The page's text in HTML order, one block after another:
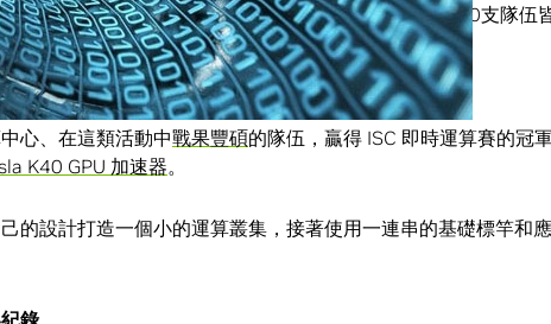
和西班牙等地，由高中生和大學生組成的隊伍裡，有10支隊伍皆
奪冠
心、在這類活動中戰果豐碩的隊伍，贏得 ISC 即時運算賽的冠
K40 GPU 加速器。
的設計打造一個小的運算叢集，接著使用一連串的基礎標竿和
錄